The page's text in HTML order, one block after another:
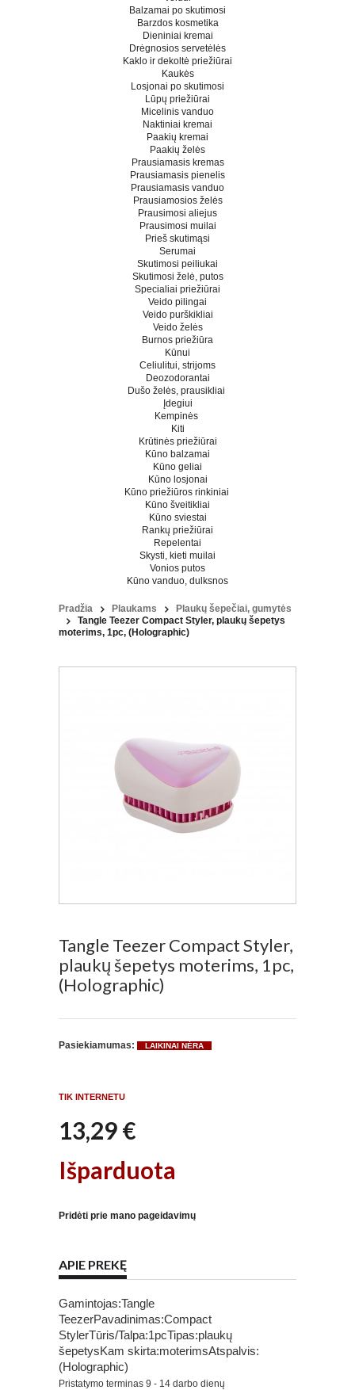
Balzamai po skutimosi
Barzdos kosmetika
Dieniniai kremai
Drėgnosios servetėlės
Kaklo ir dekoltė priežiūrai
Kaukės
Losjonai po skutimosi
Lūpų priežiūrai
Micelinis vanduo
Naktiniai kremai
Paakių kremai
Paakių želės
Prausiamasis kremas
Prausiamasis pienelis
Prausiamasis vanduo
Prausiamosios želės
Prausimosi aliejus
Prausimosi muilai
Prieš skutimąsi
Serumai
Skutimosi peiliukai
Skutimosi želė, putos
Specialiai priežiūrai
Veido pilingai
Veido purškikliai
Veido želės
Burnos priežiūra
Kūnui
Celiulitui, strijoms
Deozodorantai
Dušo želės, prausikliai
Įdegiui
Kempinės
Kiti
Krūtinės priežiūrai
Kūno balzamai
Kūno geliai
Kūno losjonai
Kūno priežiūros rinkiniai
Kūno šveitikliai
Kūno sviestai
Rankų priežiūrai
Repelentai
Skysti, kieti muilai
Vonios putos
Kūno vanduo, dulksnos
Pradžia Plaukams
Plaukų šepečiai, gumytės
Tangle Teezer Compact Styler, plaukų šepetys
moterims, 1pc, (Holographic)
Tangle Teezer Compact Styler,
plaukų šepetys moterims, 1pc,
(Holographic)
Pasiekiamumas: LAIKINAI NĖRA
TIK INTERNETU
13,29 €
Išparduota
Pridėti prie mano pageidavimų
APIE PREKĘ
Gamintojas:Tangle
TeezerPavadinimas:Compact
StylerTūris/Talpa:1pcTipas:plaukų
šepetysKam skirta:moterimsAtspalvis:
(Holographic)
Pristatymo terminas 9 - 14 darbo dienų